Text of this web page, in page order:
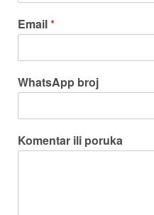
Email*
WhatsApp broj
Komentar ili poruka